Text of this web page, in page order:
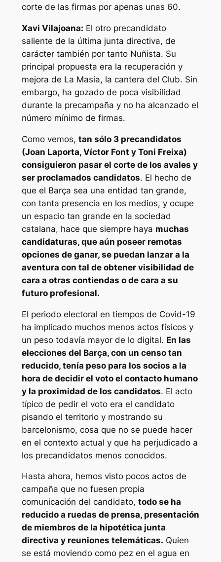
corte de las firmas por apenas unas 60.
Xavi Vilajoana: El otro precandidato
saliente de la última junta directiva, de
carácter también por tanto Nuñista. Su
principal propuesta era la recuperación y
mejora de La Masia, la cantera del Club. Sin
embargo, ha gozado de poca visibilidad
durante la precampaña y no ha alcanzado el
número mínimo de firmas.
Como vemos, tan sólo 3 precandidatos
(Joan Laporta, Víctor Font y Toni Freixa)
consiguieron pasar el corte de los avales y
ser proclamados candidatos. El hecho de
que el Barça sea una entidad tan grande,
con tanta presencia en los medios, y ocupe
un espacio tan grande en la sociedad
catalana, hace que siempre haya muchas
candidaturas, que aún poseer remotas
opciones de ganar, se puedan lanzar a la
aventura con tal de obtener visibilidad de
cara a otras contiendas o de cara a su
futuro profesional.
El periodo electoral en tiempos de Covid-19
ha implicado muchos menos actos físicos y
un peso todavía mayor de lo digital. En las
elecciones del Barça, con un censo tan
reducido, tenía peso para los socios a la
hora de decidir el voto el contacto humano
y la proximidad de los candidatos. El acto
típico de pedir el voto era el candidato
pisando el territorio y mostrando su
barcelonismo, cosa que no se puede hacer
en el contexto actual y que ha perjudicado a
los precandidatos menos conocidos.
Hasta ahora, hemos visto pocos actos de
campaña que no fuesen propia
comunicación del candidato, todo se ha
reducido a ruedas de prensa, presentación
de miembros de la hipotética junta
directiva y reuniones telemáticas. Quien
se está moviendo como pez en el agua en